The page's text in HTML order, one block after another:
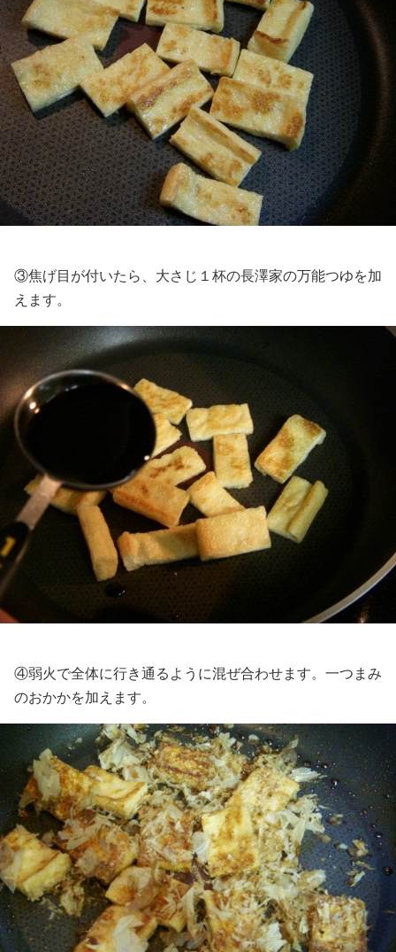
③焦げ目が付いたら、大さじ１杯の長澤家の万能つゆを加
えます。
④弱火で全体に行き通るように混ぜ合わせます。一つまみ
のおかかを加えます。